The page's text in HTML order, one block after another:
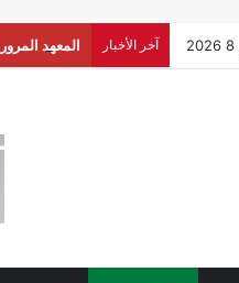
آخر الأخبار المعهد